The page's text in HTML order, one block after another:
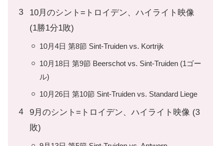
10月のシント=トロイデン、ハイライト映像
(1勝1分1敗)
10月4日 第8節 Sint-Truiden vs. Kortrijk
10月18日 第9節 Beerschot vs. Sint-Truiden (1ゴー
ル)
10月26日 第10節 Sint-Truiden vs. Standard Liege
9月のシント=トロイデン、ハイライト映像 (3
敗)